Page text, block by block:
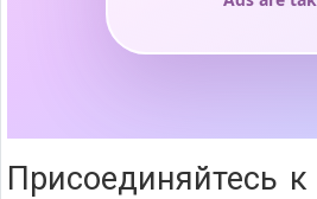
Присоединяйтесь